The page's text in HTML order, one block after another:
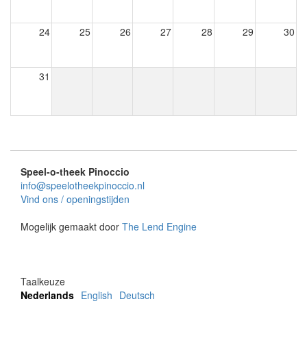
24 25 26 27 28 29 30
31
Speel-o-theek Pinoccio
info@speelotheekpinoccio.nl
Vind ons / openingstijden
Mogelijk gemaakt door The Lend Engine
Taalkeuze
Nederlands English Deutsch